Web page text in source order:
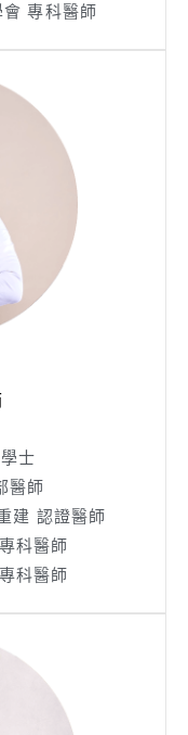
專科醫師
士
醫師
建 認證醫師
科醫師
科醫師